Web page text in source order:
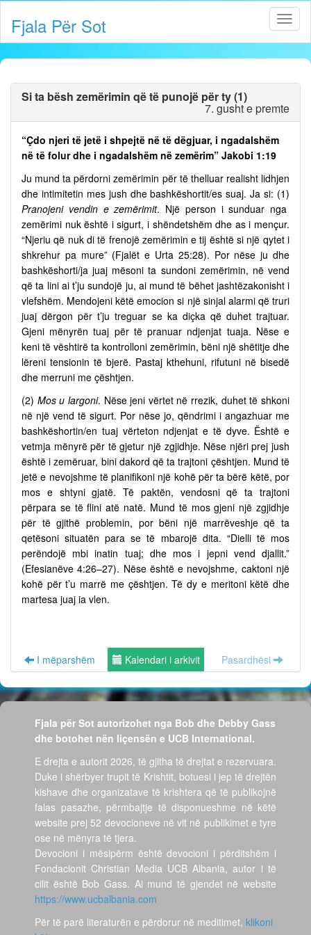
Fjala Për Sot
Si ta bësh zemërimin që të punojë për ty (1)
7. gusht e premte
“Çdo njeri të jetë i shpejtë në të dëgjuar, i ngadalshëm
në të folur dhe i ngadalshëm në zemërim” Jakobi 1:19
Ju mund ta përdorni zemërimin për të thelluar realisht lidhjen
dhe intimitetin mes jush dhe bashkëshortit/es suaj. Ja si: (1)
Pranojeni vendin e zemërimit. Një person i sunduar nga
zemërimi nuk është i sigurt, i shëndetshëm dhe as i mençur.
“Njeriu që nuk di të frenojë zemërimin e tij është si një qytet i
shkrehur pa mure” (Fjalët e Urta 25:28). Por nëse ju dhe
bashkëshorti/ja juaj mësoni ta sundoni zemërimin, në vend
që ta lini ai t’ju sundojë ju, ai mund të bëhet jashtëzakonisht i
vlefshëm. Mendojeni këtë emocion si një sinjal alarmi që truri
juaj dërgon për t’ju treguar se ka diçka që duhet trajtuar.
Gjeni mënyrën tuaj për të pranuar ndjenjat tuaja. Nëse e
keni të vështirë ta kontrolloni zemërimin, bëni një shëtitje dhe
lëreni tensionin të bjerë. Pastaj kthehuni, rifutuni në bisedë
dhe merruni me çështjen.
(2) Mos u largoni. Nëse jeni vërtet në rrezik, duhet të shkoni
në një vend të sigurt. Por nëse jo, qëndrimi i angazhuar me
bashkëshortin/en tuaj vërteton ndjenjat e të dyve. Është e
vetmja mënyrë për të gjetur një zgjidhje. Nëse njëri prej jush
është i zemëruar, bini dakord që ta trajtoni çështjen. Mund të
jetë e nevojshme të planifikoni një kohë për ta bërë këtë, por
mos e shtyni gjatë. Të paktën, vendosni që ta trajtoni
përpara se të flini atë natë. Mund të mos gjeni një zgjidhje
për të gjithë problemin, por bëni një marrëveshje që ta
qetësoni situatën para se të mbarojë dita. “Dielli të mos
perëndojë mbi inatin tuaj; dhe mos i jepni vend djallit.”
(Efesianëve 4:26–27). Nëse është e nevojshme, caktoni një
kohë për t’u marrë me çështjen. Të dy e meritoni këtë dhe
martesa juaj ia vlen.
I mëparshëm Kalendari i arkivit Pasardhësi
Fjala për Sot autorizohet nga Bob dhe Debby Gass
dhe botohet nën liçensën e UCB International.
E drejta e autorit 2026, të gjitha të drejtat e rezervuara.
Duke i shërbyer trupit të Krishtit, botuesi i jep të drejtën
kishave dhe organizatave të krishtera që të publikojnë
falas pasazhe, përmbajtje të disponueshme në këtë
website prej 52 devocioneve në vit në publikimet e tyre
ose në mënyra të tjera.
Devocioni i mësipërm është devocioni i përditshëm i
Fondacionit Christian Media UCB Albania, autor i të
cilit është Bob Gass. Ai mund të gjendet në website
https://www.ucbalbania.com
Për të parë literaturën e përdorur në meditimet, klikoni